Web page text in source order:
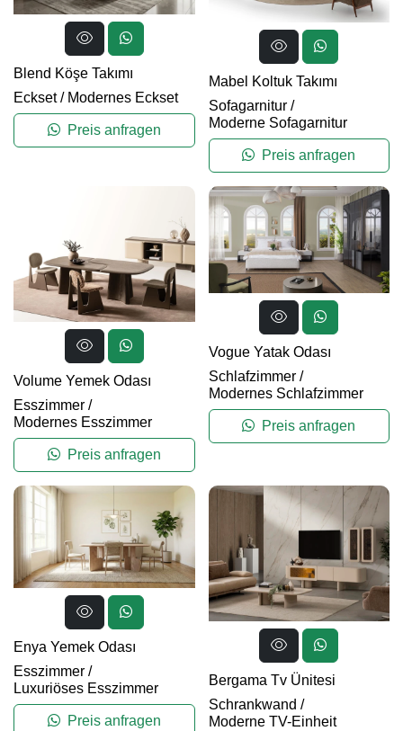
Blend Köşe Takımı
Eckset/ Modernes Eckset
Preis anfragen
Mabel Koltuk Takımı
Sofagarnitur/
Moderne Sofagarnitur
Preis anfragen
Volume Yemek Odası
Esszimmer /
Modernes Esszimmer
Preis anfragen
Vogue Yatak Odası
Schlafzimmer/
Modernes Schlafzimmer
Preis anfragen
Enya Yemek Odası
Esszimmer /
Luxuriöses Esszimmer
Preis anfragen
Bergama Tv Ünitesi
Schrankwand /
Moderne TV-Einheit